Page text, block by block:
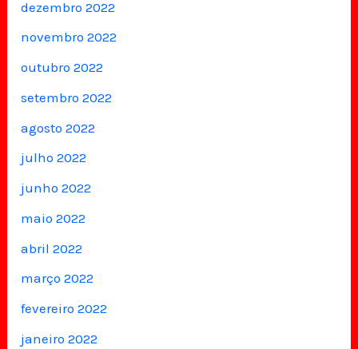
dezembro 2022
novembro 2022
outubro 2022
setembro 2022
agosto 2022
julho 2022
junho 2022
maio 2022
abril 2022
março 2022
fevereiro 2022
janeiro 2022